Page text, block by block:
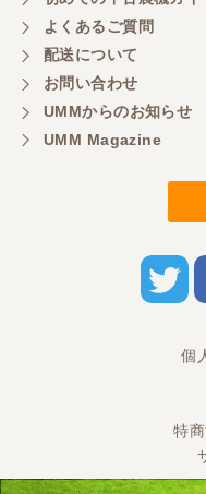
三重県／
初めてコンバイ
明るい方に担当
てとても嬉しか
担当さんの説明
も迅速に対応し
三重県／
とても良い対応
よくあるご質問
配送について
お問い合わせ
UMMからのお知らせ
UMM Magazine
個
特